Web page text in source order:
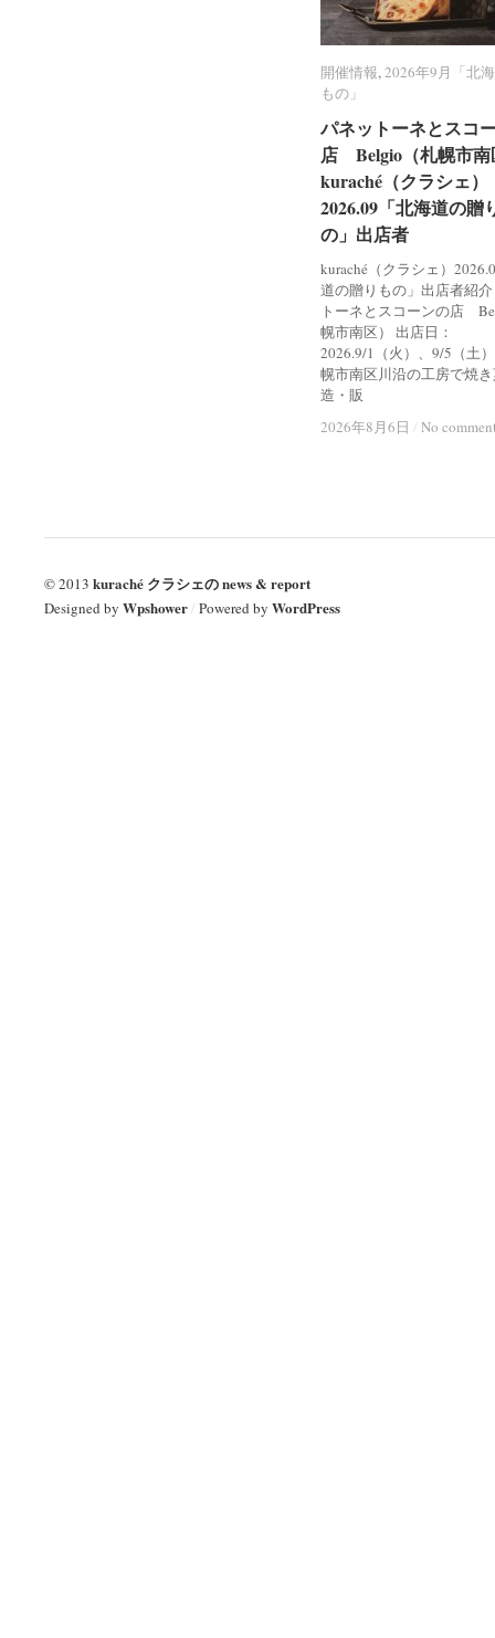
開催情報,2026年9月「北
もの」
パネットーネとスコ
店 Belgio（札幌市南
kuraché（クラシェ）
2026.09「北海道の贈
の」出店者
kuraché（クラシェ）
道の贈りもの」出店者紹
トーネとスコーンの店
幌市南区） 出店日：
2026.9/1（火）、9/5（土
幌市南区川沿の工房で焼
造・販
2026年8月6日 / No
開催情報 2026年9月「北
もの」
パネットーネとスコ
店 Belgio（札幌市南
kuraché（クラシェ）
2026.09「北海道の贈
の」出店者
2026年8月6日 / No
© 2013 kuraché クラシェの news & report
Designed by Wpshower/ Powered by WordPress